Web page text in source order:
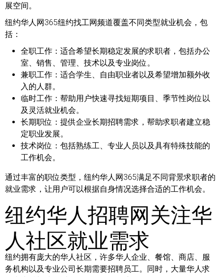
展空间。
纽约华人网365纽约找工网频道覆盖不同类型就业机会，包
括：
全职工作： 适合希望长期稳定发展的求职者，包括办公
室、销售、管理、技术以及专业岗位。
兼职工作： 适合学生、自由职业者以及希望增加额外收
入的人群。
临时工作： 帮助用户快速寻找短期项目、季节性岗位以
及灵活就业机会。
长期职位： 提供企业长期招聘需求，帮助求职者建立稳
定职业发展。
技术岗位： 包括熟练工、专业人员以及具有特殊技能的
工作机会。
通过丰富的职位类型，纽约华人网365满足不同背景求职者的
就业需求，让用户可以根据自身情况选择合适的工作机会。
纽约华人招聘网关注华
人社区就业需求
纽约拥有庞大的华人社区，许多华人企业、餐馆、商店、服
务机构以及专业公司长期需要招聘员工。同时，大量华人求